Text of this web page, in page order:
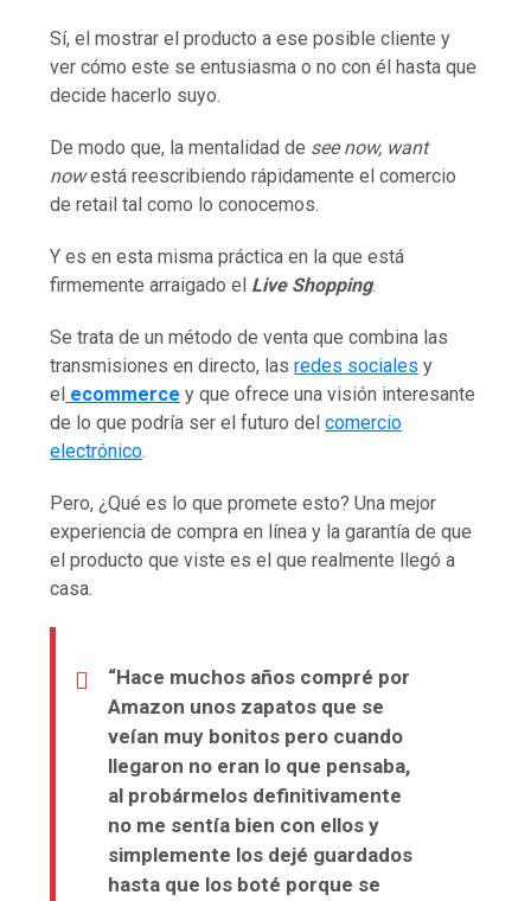
Sí, el mostrar el producto a ese posible cliente y
ver cómo este se entusiasma o no con él hasta que
decide hacerlo suyo.
De modo que, la mentalidad de see now, want
nowestá reescribiendo rápidamente el comercio
de retail tal como lo conocemos.
Y es en esta misma práctica en la que está
firmemente arraigado el Live Shopping.
Se trata de un método de venta que combina las
transmisiones en directo, lasredes sociales y
el ecommerce y que ofrece una visión interesante
de lo que podría ser el futuro delcomercio
electrónico.
Pero, ¿Qué es lo que promete esto? Una mejor
experiencia de compra en línea y la garantía de que
el producto que viste es el que realmente llegó a
casa.
“Hace muchos años compré por
Amazon unos zapatos que se
veían muy bonitos pero cuando
llegaron no eran lo que pensaba,
al probármelos definitivamente
no me sentía bien con ellos y
simplemente los dejé guardados
hasta que los boté porque se